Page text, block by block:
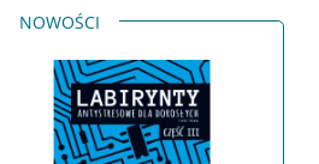
NOWOŚCI